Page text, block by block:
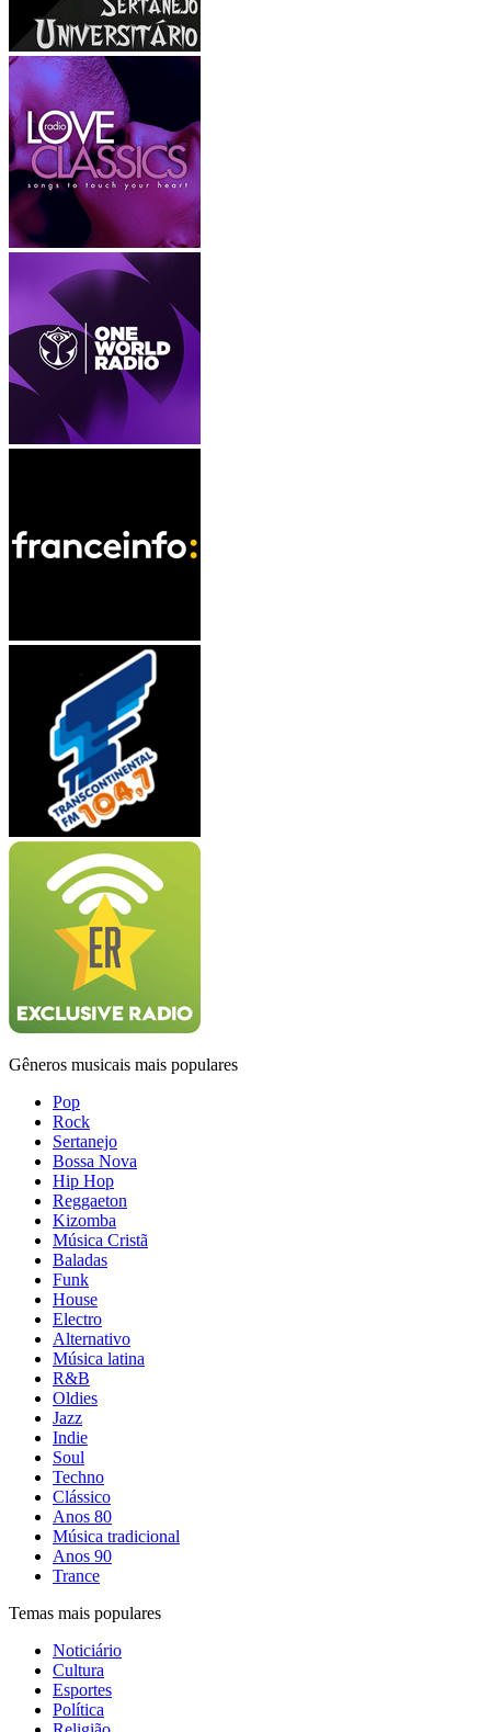
Gêneros musicais mais populares
Pop
Rock
Sertanejo
Bossa Nova
Hip Hop
Reggaeton
Kizomba
Música Cristã
Baladas
Funk
House
Electro
Alternativo
Música latina
R&B
Oldies
Jazz
Indie
Soul
Techno
Clássico
Anos 80
Música tradicional
Anos 90
Trance
Temas mais populares
Noticiário
Cultura
Esportes
Política